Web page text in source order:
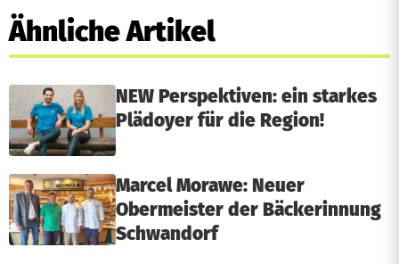
Ähnliche Artikel
NEW Perspektiven: ein starkes
Plädoyer für die Region!
Marcel Morawe: Neuer
Obermeister der Bäckerinnung
Schwandorf